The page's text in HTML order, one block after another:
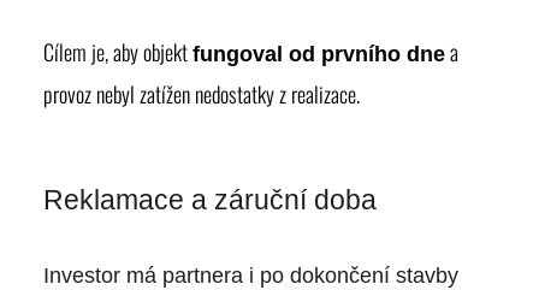
Cílem je, aby objekt fungoval od prvního dne a
provoz nebyl zatížen nedostatky z realizace.
Reklamace a záruční doba
Investor má partnera i po dokončení stavby